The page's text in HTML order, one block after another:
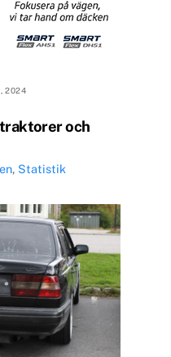
2024
och
, Statistik